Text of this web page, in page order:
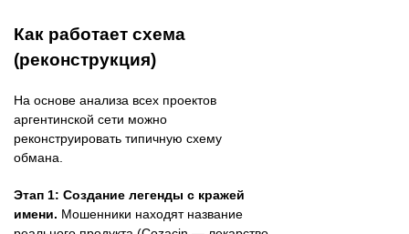
Как работает схема
(реконструкция)
На основе анализа всех проектов
аргентинской сети можно
реконструировать типичную схему
обмана.
Этап 1: Создание легенды с кражей
имени. Мошенники находят название